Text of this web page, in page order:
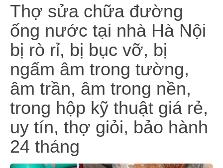
Thợ sửa chữa đường
ống nước tại nhà Hà Nội
bị rò rỉ, bị bục vỡ, bị
ngấm âm trong tường,
âm trần, âm trong nền,
trong hộp kỹ thuật giá rẻ,
uy tín, thợ giỏi, bảo hành
24 tháng